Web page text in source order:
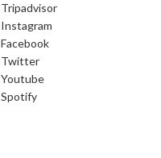
Tripadvisor
Instagram
Facebook
Twitter
Youtube
Spotify